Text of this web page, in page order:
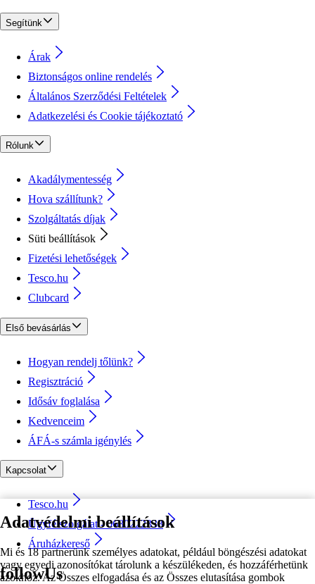
Adatvédelmi beállítások
Mi és 18 partnerünk személyes adatokat, például böngészési adatokat
vagy egyedi azonosítókat tárolunk a készülékeden, és hozzáférhetünk
azokhoz. Az Összes elfogadása és az Összes elutasítása gombok
Segítünk
Árak
Biztonságos online rendelés
Általános Szerződési Feltételek
Adatkezelési és Cookie tájékoztató
Rólunk
Akadálymentesség
Hova szállítunk?
Szolgáltatás díjak
Süti beállítások
Fizetési lehetőségek
Tesco.hu
Clubcard
Első bevásárlás
Hogyan rendelj tőlünk?
Regisztráció
Idősáv foglalása
Kedvenceim
ÁFÁ-s számla igénylés
Kapcsolat
Tesco.hu
Ügyfélszolgálat - 0680222333
Áruházkereső
followUs